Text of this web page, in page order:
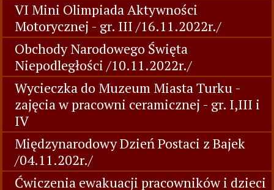
VI Mini Olimpiada Aktywności
Motorycznej - gr. III /16.11.2022r./
Obchody Narodowego Święta
Niepodległości /10.11.2022r./
Wycieczka do Muzeum Miasta Turku -
zajęcia w pracowni ceramicznej - gr. I,III i
IV
Międzynarodowy Dzień Postaci z Bajek
/04.11.202r./
Ćwiczenia ewakuacji pracowników i dzieci